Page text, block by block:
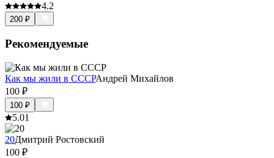
4.2
200 ₽
Рекомендуемые
Как мы жили в СССРАндрей Михайлов
100 ₽
100 ₽
5.01
20Дмитрий Ростовский
100 ₽